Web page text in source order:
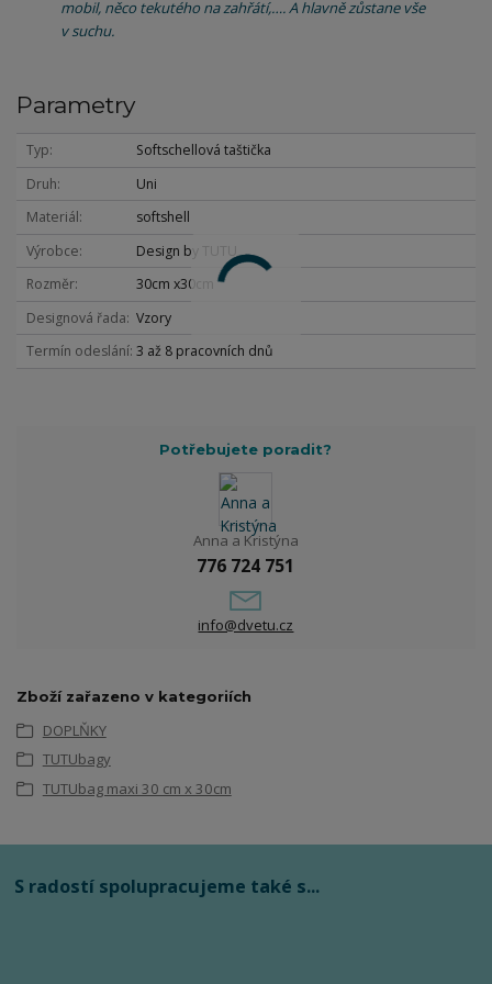
mobil, něco tekutého na zahřátí,…. A hlavně zůstane vše
v suchu.
Parametry
Typ
Softschellová taštička
Druh
Uni
Materiál
softshell
Výrobce
Design by TUTU
Rozměr
30cm x30cm
Designová řada Vzory
Termín odeslání 3 až 8 pracovních dnů
Potřebujete poradit?
Anna a Kristýna
776 724 751
info@dvetu.cz
Zboží zařazeno v kategoriích
DOPLŇKY
TUTUbagy
TUTUbag maxi 30 cm x 30cm
S radostí spolupracujeme také s...